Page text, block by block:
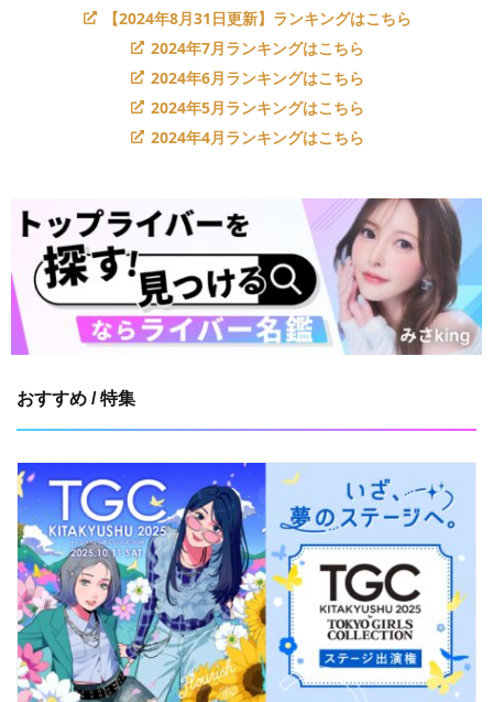
【2024年8月31日更新】ランキングはこちら
2024年7月ランキングはこちら
2024年6月ランキングはこちら
2024年5月ランキングはこちら
2024年4月ランキングはこちら
おすすめ / 特集